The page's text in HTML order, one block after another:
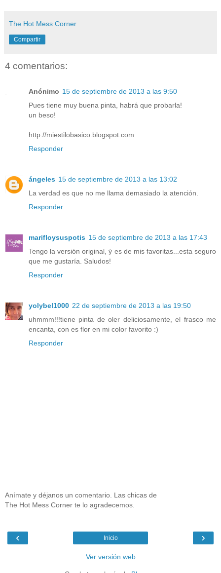
The Hot Mess Corner
Compartir
4 comentarios:
Anónimo 15 de septiembre de 2013 a las 9:50
Pues tiene muy buena pinta, habrá que probarla!
un beso!
http://miestilobasico.blogspot.com
Responder
ángeles 15 de septiembre de 2013 a las 13:02
La verdad es que no me llama demasiado la atención.
Responder
marifloysuspotis 15 de septiembre de 2013 a las 17:43
Tengo la versión original, ý es de mis favoritas...esta seguro
que me gustaría. Saludos!
Responder
yolybel1000 22 de septiembre de 2013 a las 19:50
uhmmm!!!tiene pinta de oler deliciosamente, el frasco me
encanta, con es flor en mi color favorito :)
Responder
Anímate y déjanos un comentario. Las chicas de
The Hot Mess Corner te lo agradecemos.
‹ ›
Inicio
Ver versión web